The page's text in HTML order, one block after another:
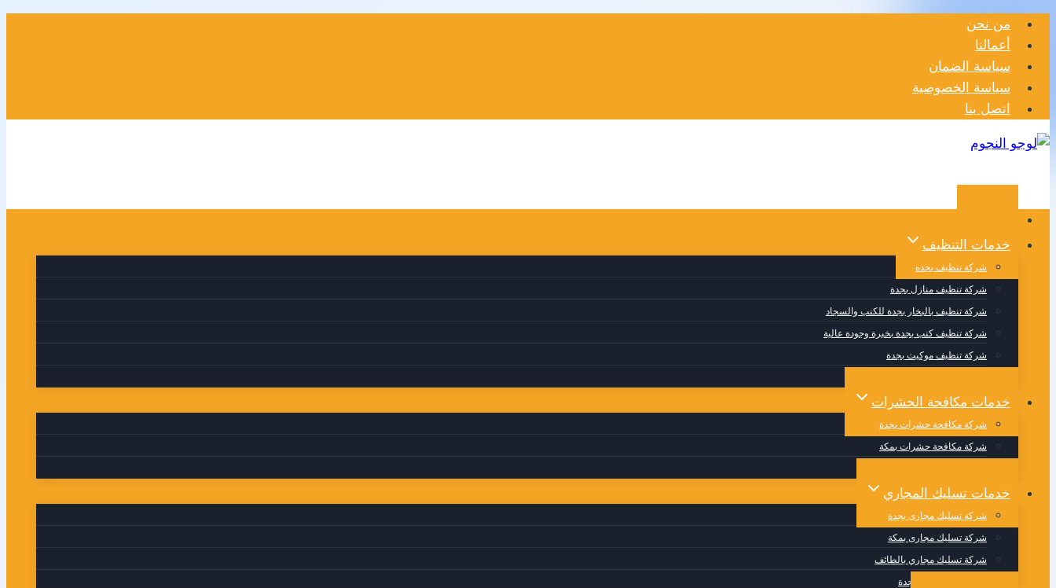
التجاوز
المحتوى
من نحن
أعمالنا
سياسة الضمان
سياسة الخصوصية
اتصل بنا
خدمات التنظيف
شركة تنظيف بجده
شركة تنظيف منازل بجدة
شركة تنظيف بالبخار بجدة للكنب والسجاد
شركة تنظيف كنب بجدة بخبرة وجودة عالية
شركة تنظيف موكيت بجدة
خدمات مكافحة الحشرات
شركة مكافحة حشرات بجدة
شركة مكافحة حشرات بمكة
خدمات تسليك المجاري
شركة تسليك مجارى بجدة
شركة تسليك مجارى بمكة
شركة تسليك مجاري بالطائف
وايت صرف صحي بجدة